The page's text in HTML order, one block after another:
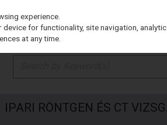
IPARI RÖNTGEN ÉS CT
experience.
for functionality, site navigation,
at any time.